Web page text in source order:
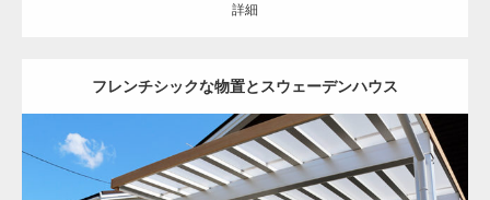
詳細
フレンチシックな物置とスウェーデンハウス